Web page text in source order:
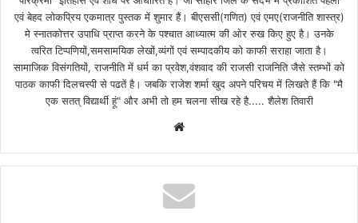
एवं बेहद लोकप्रिय एकमात्र पुस्तक में शुमार हैं। बीएससी(गणित) एवं एमए(राजनीति शास्त्र)
मे स्नातकोत्तर उपाधि प्राप्त करने के पश्चात आध्यात्म की ओर रुख किए हुए है। उनके
त्वरित टिप्पणियों,समसामयिक लेखों,व्यंगों एवं सम्पादकीय को काफी सराहा जाता है।
सामाजिक विसंगतियों, राजनीति में धर्म का प्रवेश,वंशवाद की राजसी राजनिति जैसे स्तम्भों को
पाठक काफी दिलचस्पी से पढतें है। जबकि राजेश शर्मा खुद अपने परिचय में लिखते हैं कि "मै
एक सतत् विद्यार्थी हूं" और अभी तो हम चलना सीख रहे है..... शैलेश तिवारी
b
s
i